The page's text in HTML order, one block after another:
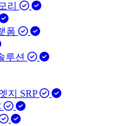
리
폼
루션
지 SRP